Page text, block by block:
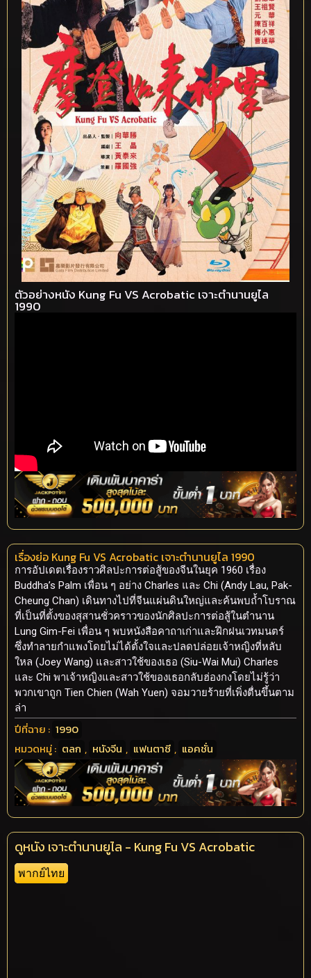
ตัวอย่างหนัง Kung Fu VS Acrobatic เจาะตำนานยูไล
1990
เรื่องย่อ Kung Fu VS Acrobatic เจาะตำนานยูไล 1990
การอัปเดตเรื่องราวศิลปะการต่อสู้ของจีนในยุค 1960 เรื่อง
Buddha’s Palm เพื่อน ๆ อย่าง Charles และ Chi (Andy Lau, Pak-
Cheung Chan) เดินทางไปที่จีนแผ่นดินใหญ่และค้นพบถ้ำโบราณ
ที่เป็นที่ตั้งของสุสานชั่วคราวของนักศิลปะการต่อสู้ในตำนาน
Lung Gim-Fei เพื่อน ๆ พบหนังสือคาถาเก่าและฝึกฝนเวทมนตร์
ซึ่งทำลายกำแพงโดยไม่ได้ตั้งใจและปลดปล่อยเจ้าหญิงที่หลับ
ใหล (Joey Wang) และสาวใช้ของเธอ (Siu-Wai Mui) Charles
และ Chi พาเจ้าหญิงและสาวใช้ของเธอกลับฮ่องกงโดยไม่รู้ว่า
พวกเขาถูก Tien Chien (Wah Yuen) จอมวายร้ายที่เพิ่งตื่นขึ้นตาม
ล่า
ปีที่ฉาย : 1990
หมวดหมู่ : ตลก , หนังจีน , แฟนตาซี , แอคชั่น
ดูหนัง เจาะตำนานยูไล - Kung Fu VS Acrobatic
พากย์ไทย